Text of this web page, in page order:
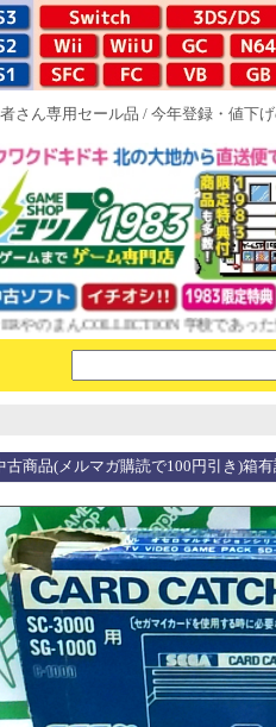
さん専用セール品 / 今年登録・値下
んCOLLECTION 学校であった怖い
古商品(メルマガ購読で100円引き)箱